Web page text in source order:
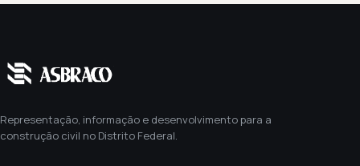
Representação, informação e desenvolvimento para a
construção civil no Distrito Federal.